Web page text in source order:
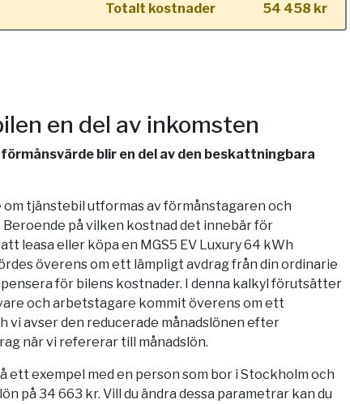
Totalt kostnader
54 458 kr
en del av inkomsten
blir en del av den beskattningbara
om tjänstebil utformas av förmånstagaren och
på vilken kostnad det innebär för
leasa eller köpa en MGS5 EV Luxury 64 kWh
överens om ett lämpligt avdrag från din ordinarie
för bilens kostnader. I denna kalkyl förutsätter
och arbetstagare kommit överens om ett
vi avser den reducerade månadslönen efter
när vi refererar till månadslön.
ett exempel med en person som bor i Stockholm och
på 34 663 kr. Vill du ändra dessa parametrar kan du